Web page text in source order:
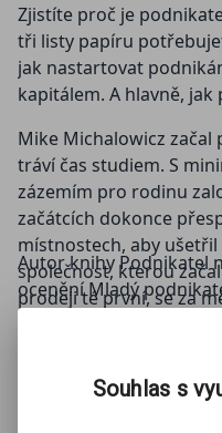
Zjistíte proč je
tři listy papíru
jak nastartovat
kapitálem. A hlavně,
Mike Michalowicz
tráví čas studiem. S
zázemím pro rodinu
začátcích dokonce
místnostech, aby
společnost, kterou
prodeji té první, se za
Autor knihy Podnikatel
ocenění Mladý
televizních stanicích
Souhlas s